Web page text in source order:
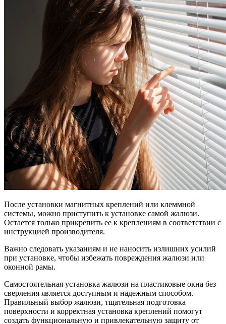
После установки магнитных креплений или клеммной
системы, можно приступить к установке самой жалюзи.
Остается только прикрепить ее к креплениям в соответствии с
инструкцией производителя.
Важно следовать указаниям и не наносить излишних усилий
при установке, чтобы избежать повреждения жалюзи или
оконной рамы.
Самостоятельная установка жалюзи на пластиковые окна без
сверления является доступным и надежным способом.
Правильный выбор жалюзи, тщательная подготовка
поверхности и корректная установка креплений помогут
создать функциональную и привлекательную защиту от